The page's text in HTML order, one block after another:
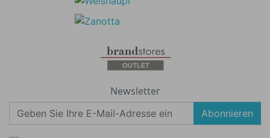
Newsletter
Abonnieren